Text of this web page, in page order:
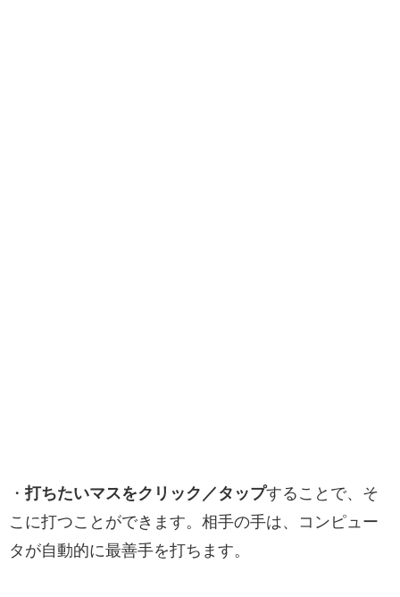
・打ちたいマスをクリック／タップすることで、そ
こに打つことができます。相手の手は、コンピュー
タが自動的に最善手を打ちます。